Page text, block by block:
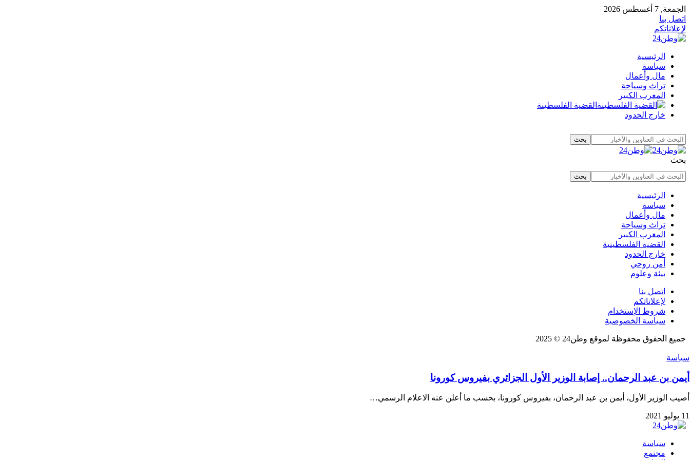
الجمعة, 7 أغسطس 2026
اتصل بنا
لإعلاناتكم
الرئيسية
سياسة
مال وأعمال
تراث وسياحة
المغرب الكبير
القضية الفلسطينة
خارج الحدود
بحث
الرئيسية
سياسة
مال وأعمال
تراث وسياحة
المغرب الكبير
القضية الفلسطينية
خارج الحدود
أمن روحي
بيئة وعلوم
اتصل بنا
لإعلاناتكم
شروط الإستخدام
سياسة الخصوصية
جميع الحقوق محفوظة لموقع وطن24 © 2025
سياسة
أيمن بن عبد الرحمان.. إصابة الوزير الأول الجزائري بفيروس كورونا
أصيب الوزير الأول، أيمن بن عبد الرحمان، بفيروس كورونا، بحسب ما أعلن عنه الاعلام الرسمي…
11 يوليو 2021
سياسة
مجتمع